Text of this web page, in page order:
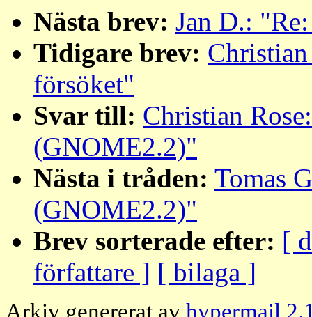
Nästa brev: Jan D.:
Tidigare brev:
försöket"
Svar till: Christian
(GNOME2.2)"
Nästa i tråden: Tomas
(GNOME2.2)"
Brev sorterade efter: [
författare ] [ bilaga ]
Arkiv genererat av hypermail